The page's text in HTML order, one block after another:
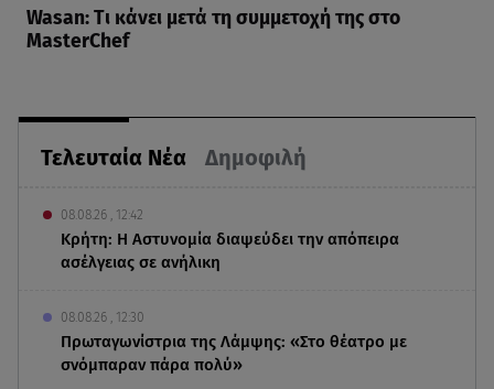
Τελευταία Νέα Δημοφιλή
08.08.26 , 12:42
Κρήτη: Η Αστυνομία διαψεύδει την απόπειρα
ασέλγειας σε ανήλικη
08.08.26 , 12:30
Πρωταγωνίστρια της Λάμψης: «Στο θέατρο με
σνόμπαραν πάρα πολύ»
Wasan: Tι κάνει μετά τη συμμετοχή της στο
MasterChef